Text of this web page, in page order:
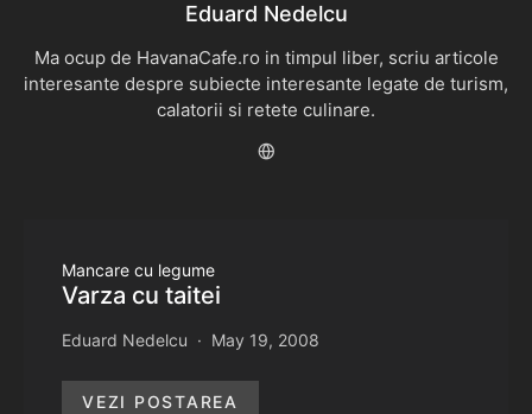
Eduard Nedelcu
Ma ocup de HavanaCafe.ro in timpul liber, scriu articole
interesante despre subiecte interesante legate de turism,
calatorii si retete culinare.
Mancare cu legume
Varza cu taitei
Eduard Nedelcu May 19, 2008
VEZI POSTAREA